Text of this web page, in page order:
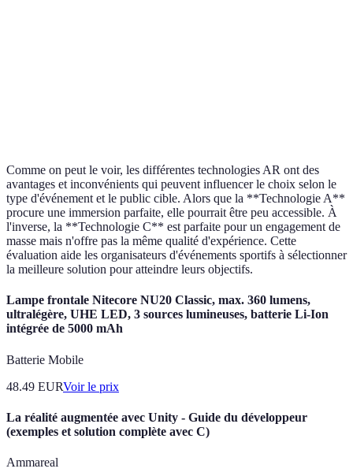
Comme on peut le voir, les différentes technologies AR ont des
avantages et inconvénients qui peuvent influencer le choix selon le
type d'événement et le public cible. Alors que la **Technologie A**
procure une immersion parfaite, elle pourrait être peu accessible. À
l'inverse, la **Technologie C** est parfaite pour un engagement de
masse mais n'offre pas la même qualité d'expérience. Cette
évaluation aide les organisateurs d'événements sportifs à sélectionner
la meilleure solution pour atteindre leurs objectifs.
Lampe frontale Nitecore NU20 Classic, max. 360 lumens,
ultralégère, UHE LED, 3 sources lumineuses, batterie Li-Ion
intégrée de 5000 mAh
Batterie Mobile
48.49 EURVoir le prix
La réalité augmentée avec Unity - Guide du développeur
(exemples et solution complète avec C)
Ammareal